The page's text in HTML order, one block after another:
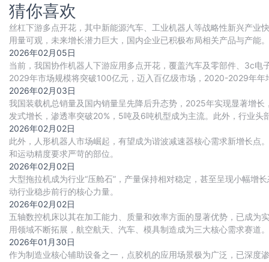
猜你喜欢
丝杠下游多点开花，其中新能源汽车、工业机器人等战略性新兴产
用量可观，未来增长潜力巨大，国内企业已积极布局相关产品与产
建设实现多重突破，推动行业国产替代进程持续加
2026年02月05日
当前，我国协作机器人下游应用多点开花，覆盖汽车及零部件、3c
2029年市场规模将突破100亿元，迈入百亿级市场，2020-2029年
2026年02月03日
我国装载机总销量及国内销量呈先降后升态势，2025年实现显著增
发式增长，渗透率突破20%，5吨及6吨机型成为主流。此外，行业
2026年02月02日
此外，人形机器人市场崛起，有望成为谐波减速器核心需求新增长
和运动精度要求严苛的部位。
2026年02月02日
大型拖拉机成为行业“压舱石”，产量保持相对稳定，甚至呈现小幅
动行业稳步前行的核心力量。
2026年02月02日
五轴数控机床以其在加工能力、质量和效率方面的显著优势，已成
用领域不断拓展，航空航天、汽车、模具制造成为三大核心需求赛
代进程加速推进，国产化率从2020年的18
2026年01月30日
作为制造业核心辅助设备之一，点胶机的应用场景极为广泛，已深度